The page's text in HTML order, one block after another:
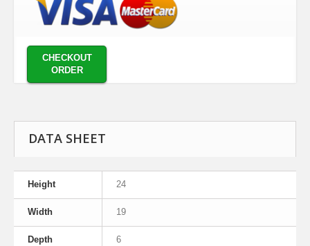
CHECKOUT
ORDER
DATA SHEET
Height 24
Width 19
Depth 6